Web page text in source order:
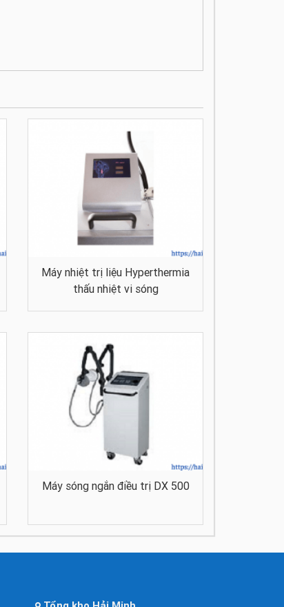
Máy nhiệt trị liệu Hyperthermia
thấu nhiệt vi sóng
Máy sóng ngắn điều trị DX 500